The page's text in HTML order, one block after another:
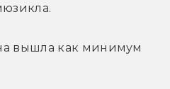
вышла как минимум